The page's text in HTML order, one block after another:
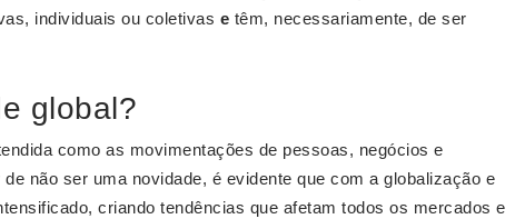
individuais ou coletivas e têm, necessariamente, de ser
global?
como as movimentações de pessoas, negócios e
não ser uma novidade, é evidente que com a globalização e
criando tendências que afetam todos os mercados e